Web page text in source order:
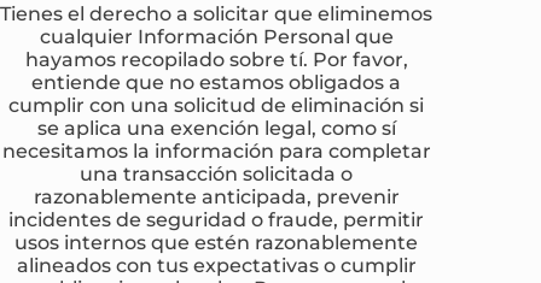
Tienes el derecho a solicitar que eliminemos
cualquier Información Personal que
hayamos recopilado sobre tí. Por favor,
entiende que no estamos obligados a
cumplir con una solicitud de eliminación si
se aplica una exención legal, como sí
necesitamos la información para completar
una transacción solicitada o
razonablemente anticipada, prevenir
incidentes de seguridad o fraude, permitir
usos internos que estén razonablemente
alineados con tus expectativas o cumplir